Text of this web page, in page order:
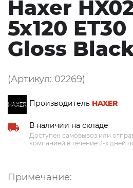
Haxer
5x120
Gloss
(Артикул: 02269)
Производитель HAXER
В наличии на складе
Доступен самовывоз или
компанией в течение 3-х дней
Примечание: